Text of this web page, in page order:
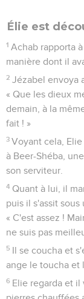
faire.’ » Les
Ben-Hadad
décombres de
de toute l’armée
Le roi d'Israël
déposait après
Lorsque Ben-
« Faites vos
contre la ville.
Le roi
Mais voici
toute cette